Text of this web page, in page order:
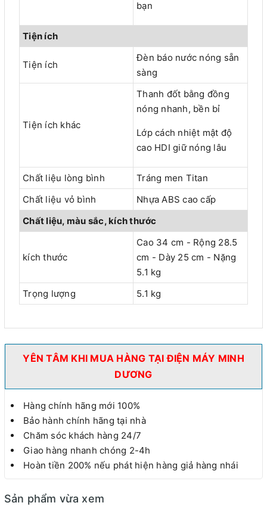
bạn
Tiện ích
Tiện ích
Đèn báo nước nóng sẵn
sàng
Tiện ích khác
Thanh đốt bằng đồng
nóng nhanh, bền bỉ
Lớp cách nhiệt mật độ
cao HDI giữ nóng lâu
Chất liệu lòng bình
Tráng men Titan
Chất liệu vỏ bình
Nhựa ABS cao cấp
Chất liệu, màu sắc, kích thước
kích thước
Cao 34 cm - Rộng 28.5
cm - Dày 25 cm - Nặng
5.1 kg
Trọng lượng
5.1 kg
YÊN TÂM KHI MUA HÀNG TẠI ĐIỆN MÁY MINH
DƯƠNG
Hàng chính hãng mới 100%
Bảo hành chính hãng tại nhà
Chăm sóc khách hàng 24/7
Giao hàng nhanh chóng 2-4h
Hoàn tiền 200% nếu phát hiện hàng giả hàng nhái
Sản phẩm vừa xem